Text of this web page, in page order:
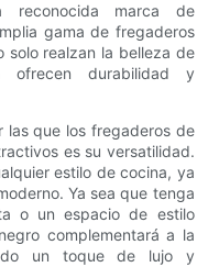
reconocida marca de
gama de fregaderos
realzan la belleza de
durabilidad y
las que los fregaderos de
es su versatilidad.
estilo de cocina, ya
Ya sea que tenga
o un espacio de estilo
complementará a la
un toque de lujo y